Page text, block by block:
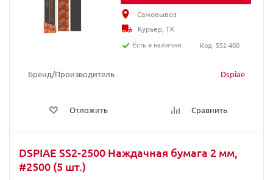
Бренд/Производитель Dspiae
Отложить Сравнить
Самовывоз
Курьер, ТК
Есть в наличии
Код: SS2-400
DSPIAE SS2-2500 Наждачная бумага 2 мм,
#2500 (5 шт.)